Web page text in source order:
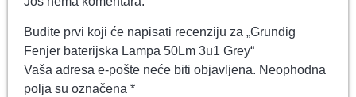
Budite prvi koji će napisati recenziju za „Grundig
Fenjer baterijska Lampa 50Lm 3u1 Grey“
Vaša adresa e-pošte neće biti objavljena. Neophodna
polja su označena *